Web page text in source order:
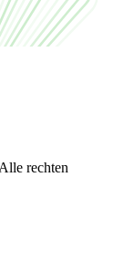
rechten